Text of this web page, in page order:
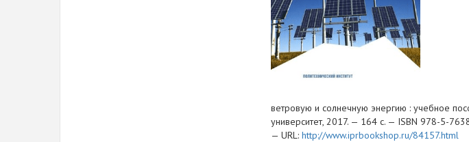
ветровую и солнечную энергию : учебное
университет, 2017. — 164 c. — ISBN 978-5-
— URL: http://www.iprbookshop.ru/84157.html